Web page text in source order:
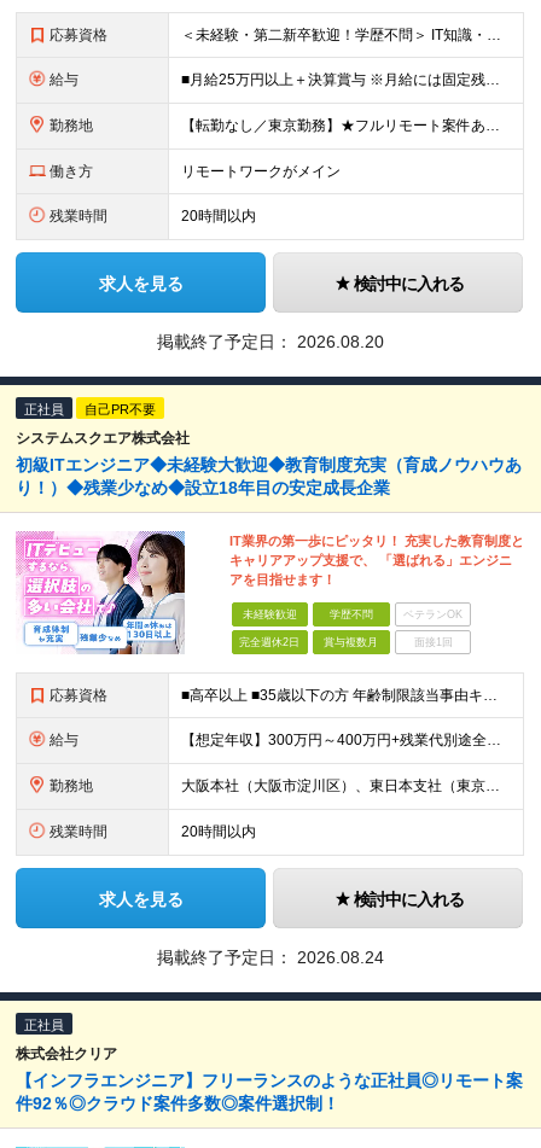
応募資格 ＜未経験・第二新卒歓迎！学歴不問＞ IT知識・経験は一切問いません。人柄と意欲を最重視します。 ■社会人経験がある方（雇用形態・年数不問） 【求める人物像】 □素直さと成長意欲があり、新しい知識を
給与 ■月給25万円以上＋決算賞与 ※月給には固定残業代（月20時間分／3万4,722円以上）を含みます。 上記を超える時間外労働分は追加で支給します。 ※経験・スキルを考慮のうえ決定します。 ※試用期間
勤務地 【転勤なし／東京勤務】★フルリモート案件あり ■東京本社 東京都中央区新富1-15-6 小田ビル3F ※入社後3〜6ヶ月は東京23区内のお客様先へ出社しOJTを実施します。 業務に慣れてきたらリ
働き方 リモートワークがメイン
残業時間 20時間以内
求人を見る 検討中に入れる
掲載終了予定日： 2026.08.20
正社員 自己PR不要
システムスクエア株式会社
初級ITエンジニア◆未経験大歓迎◆教育制度充実（育成ノウハウあ
り！）◆残業少なめ◆設立18年目の安定成長企業
IT業界の第一歩にピッタリ！ 充実した教育制度と
キャリアアップ支援で、 「選ばれる」エンジニ
アを目指せます！
未経験歓迎 学歴不問 ベテランOK
完全週休2日 賞与複数月 面接1回
応募資格 ■高卒以上 ■35歳以下の方 年齢制限該当事由キャリア形成（例外事由３号イ） ※未経験者歓迎 ※他の職種や業界から転身し活躍している先輩社員多数 ※スキルチェンジやキャリアチェンジの希望も大歓迎！
給与 【想定年収】300万円～400万円+残業代別途全額支給+賞与年2回他 月給22万円～ ※みなし残業ではございません。残業代別途全額支給です。 (働かれた分は全額支給させて頂きます。) ※
勤務地 大阪本社（大阪市淀川区）、東日本支社（東京都港区）、中部支社（名古屋市中村区）または当社プロジェクト先 ※UIターン歓迎 ※希望勤務地考慮 (変更の範囲)当社関連勤務地
残業時間 20時間以内
求人を見る 検討中に入れる
掲載終了予定日： 2026.08.24
正社員
株式会社クリア
【インフラエンジニア】フリーランスのような正社員◎リモート案
件92％◎クラウド案件多数◎案件選択制！